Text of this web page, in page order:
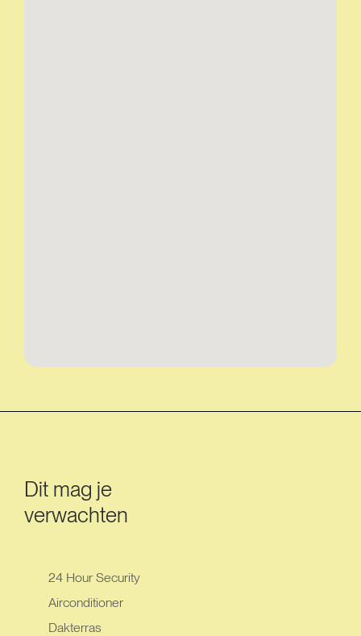
Dit mag je
verwachten
24 Hour Security
Airconditioner
Dakterras